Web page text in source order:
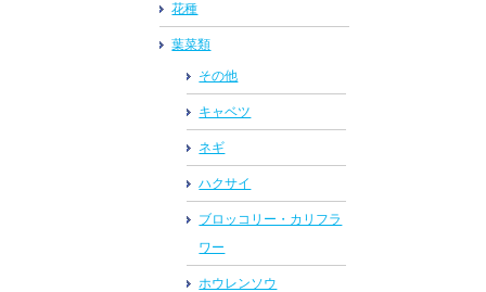
花種
葉菜類
その他
キャベツ
ネギ
ハクサイ
ブロッコリー・カリフラ
ワー
ホウレンソウ